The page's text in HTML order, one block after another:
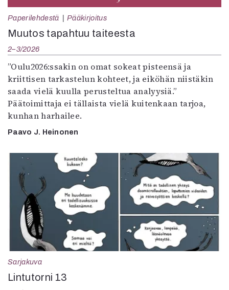
Paperilehdestä Pääkirjoitus
Muutos tapahtuu taiteesta
2–3/2026
”Oulu2026:ssakin on omat sokeat pisteensä ja
kriittisen tarkastelun kohteet, ja eiköhän niistäkin
saada vielä kuulla perusteltua analyysiä.”
Päätoimittaja ei tällaista vielä kuitenkaan tarjoa,
kunhan harhailee.
Paavo J. Heinonen
Sarjakuva
Lintutorni 13